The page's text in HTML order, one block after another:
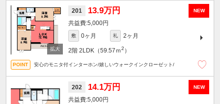
NEW
201 13.9万円
5,000円
敷 0ヶ月 礼 2ヶ月
2階 2LDK（59.57ｍ2 ）
安心のモニタ付インターホン/嬉しいウォークインクローゼット/
NEW
202 14.1万円
5,000円